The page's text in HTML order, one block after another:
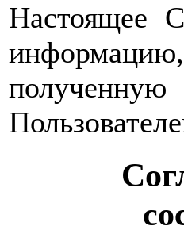
Настоящее